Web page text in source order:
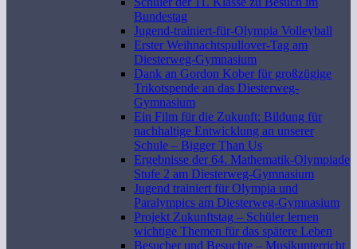
Bundestag
Jugend-trainiert-für-Olympia Volleyball
Erster Weihnachtspullover-Tag am
Diesterweg-Gymnasium
Dank an Gordon Kober für großzügige
Trikotspende an das Diesterweg-
Gymnasium
Ein Film für die Zukunft: Bildung für
nachhaltige Entwicklung an unserer
Schule – Bigger Than Us
Ergebnisse der 64. Mathematik-Olympiade
Stufe 2 am Diesterweg-Gymnasium
Jugend trainiert für Olympia und
Paralympics am Diesterweg-Gymnasium
Projekt Zukunftstag – Schüler lernen
wichtige Themen für das spätere Leben
Besucher und Besuchte – Musikunterricht